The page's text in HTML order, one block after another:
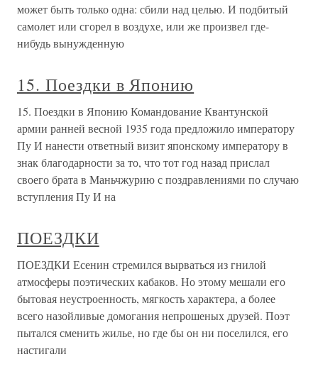
может быть только одна: сбили над целью. И подбитый
самолет или сгорел в воздухе, или же произвел где-
нибудь вынужденную
15. Поездки в Японию
15. Поездки в Японию Командование Квантунской
армии ранней весной 1935 года предложило императору
Пу И нанести ответный визит японскому императору в
знак благодарности за то, что тот год назад прислал
своего брата в Маньчжурию с поздравлениями по случаю
вступления Пу И на
ПОЕЗДКИ
ПОЕЗДКИ Есенин стремился вырваться из гнилой
атмосферы поэтических кабаков. Но этому мешали его
бытовая неустроенность, мягкость характера, а более
всего назойливые домогания непрошеных друзей. Поэт
пытался сменить жилье, но где бы он ни поселился, его
настигали